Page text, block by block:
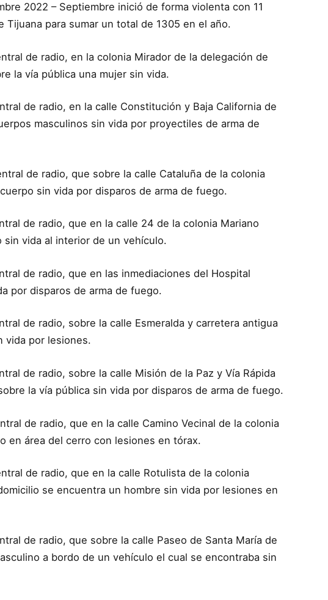
2022 – Septiembre inició de forma violenta con 11
para sumar un total de 1305 en el año.
de radio, en la colonia Mirador de la delegación de
la vía pública una mujer sin vida.
de radio, en la calle Constitución y Baja California de
masculinos sin vida por proyectiles de arma de
de radio, que sobre la calle Cataluña de la colonia
sin vida por disparos de arma de fuego.
de radio, que en la calle 24 de la colonia Mariano
vida al interior de un vehículo.
de radio, que en las inmediaciones del Hospital
por disparos de arma de fuego.
de radio, sobre la calle Esmeralda y carretera antigua
vida por lesiones.
de radio, sobre la calle Misión de la Paz y Vía Rápida
la vía pública sin vida por disparos de arma de fuego.
de radio, que en la calle Camino Vecinal de la colonia
en área del cerro con lesiones en tórax.
de radio, que en la calle Rotulista de la colonia
se encuentra un hombre sin vida por lesiones en
de radio, que sobre la calle Paseo de Santa María de
a bordo de un vehículo el cual se encontraba sin